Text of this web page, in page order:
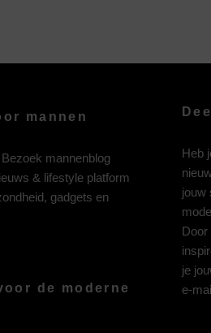
mannen
mannenblog
& lifestyle platform
gadgets en
de moderne
Heb
jouw
je
e-